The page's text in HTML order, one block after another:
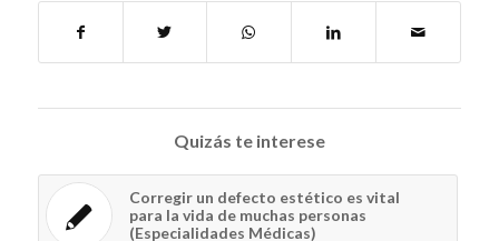
Quizás te interese
Corregir un defecto estético es vital
para la vida de muchas personas
(Especialidades Médicas)